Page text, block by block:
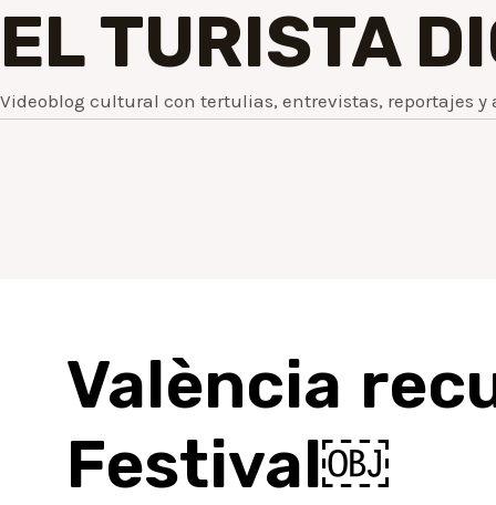
EL TURISTA
Videoblog cultural con tertulias, entrevistas, reportajes y
València
Festival￼